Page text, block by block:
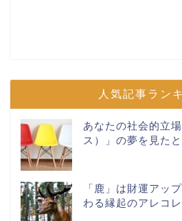
人気記事ラン
あなたの社会的立
ス）」の夢を見た
「鹿」は財運アッ
わる縁起のアレコレ